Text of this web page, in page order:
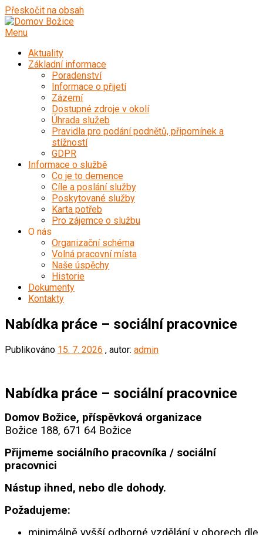
Přeskočit na obsah
Menu
Aktuality
Základní informace
Poradenství
Informace o přijetí
Zázemí
Dostupné zdroje v okolí
Úhrada služeb
Pravidla pro podání podnětů, připomínek a
stížností
GDPR
Informace o službě
Co je to demence
Cíle a poslání služby
Poskytované služby
Karta potřeb
Pro zájemce o službu
O nás
Organizační schéma
Volná pracovní místa
Naše úspěchy
Historie
Dokumenty
Kontakty
Nabídka práce – sociální pracovnice
Publikováno 15. 7. 2026 , autor: admin
Nabídka práce – sociální pracovnice
Domov Božice, příspěvková organizace
Božice 188, 671 64 Božice
Přijmeme sociálního pracovníka / sociální
pracovnici
Nástup ihned, nebo dle dohody.
Požadujeme: